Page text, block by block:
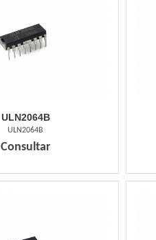
ULN2064B
ULN2064B
Consultar